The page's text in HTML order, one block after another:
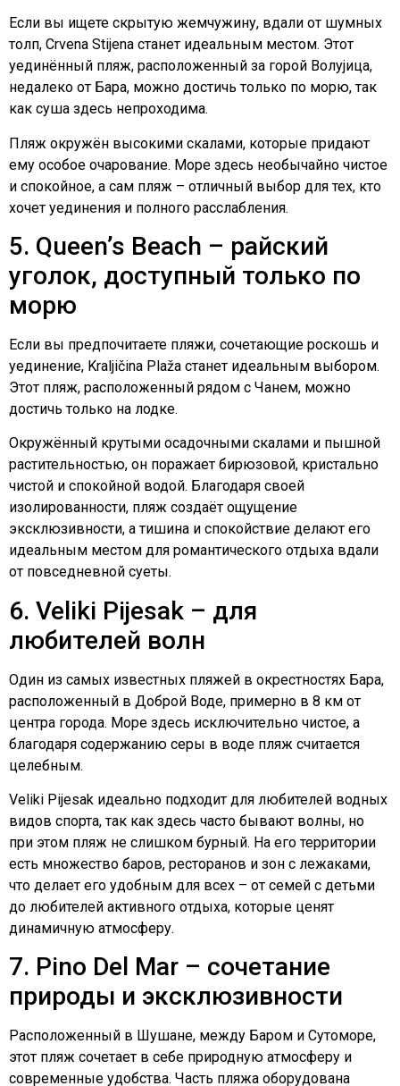
Если вы ищете скрытую жемчужину, вдали от шумных
толп, Crvena Stijena станет идеальным местом. Этот
уединённый пляж, расположенный за горой Волујица,
недалеко от Бара, можно достичь только по морю, так
как суша здесь непроходима.
Пляж окружён высокими скалами, которые придают
ему особое очарование. Море здесь необычайно чистое
и спокойное, а сам пляж – отличный выбор для тех, кто
хочет уединения и полного расслабления.
5. Queen’s Beach – райский
уголок, доступный только по
морю
Если вы предпочитаете пляжи, сочетающие роскошь и
уединение, Kraljičina Plaža станет идеальным выбором.
Этот пляж, расположенный рядом с Чанем, можно
достичь только на лодке.
Окружённый крутыми осадочными скалами и пышной
растительностью, он поражает бирюзовой, кристально
чистой и спокойной водой. Благодаря своей
изолированности, пляж создаёт ощущение
эксклюзивности, а тишина и спокойствие делают его
идеальным местом для романтического отдыха вдали
от повседневной суеты.
6. Veliki Pijesak – для
любителей волн
Один из самых известных пляжей в окрестностях Бара,
расположенный в Доброй Воде, примерно в 8 км от
центра города. Море здесь исключительно чистое, а
благодаря содержанию серы в воде пляж считается
целебным.
Veliki Pijesak идеально подходит для любителей водных
видов спорта, так как здесь часто бывают волны, но
при этом пляж не слишком бурный. На его территории
есть множество баров, ресторанов и зон с лежаками,
что делает его удобным для всех – от семей с детьми
до любителей активного отдыха, которые ценят
динамичную атмосферу.
7. Pino Del Mar – сочетание
природы и эксклюзивности
Расположенный в Шушане, между Баром и Сутоморе,
этот пляж сочетает в себе природную атмосферу и
современные удобства. Часть пляжа оборудована